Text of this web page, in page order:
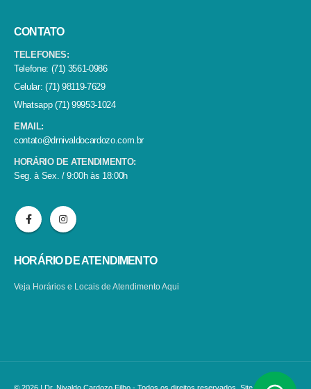
CONTATO
TELEFONES:
Telefone: (71) 3561-0986
Celular: (71) 98119-7629
Whatsapp (71) 99953-1024
EMAIL:
contato@drnivaldocardozo.com.br
HORÁRIO DE ATENDIMENTO:
Seg. à Sex. / 9:00h às 18:00h
HORÁRIO DE ATENDIMENTO
Veja Horários e Locais de AtendimentoAqui